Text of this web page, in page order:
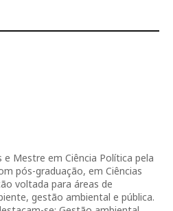
e Mestre em Ciência Política pela
pós-graduação, em Ciências
voltada para áreas de
gestão ambiental e pública.